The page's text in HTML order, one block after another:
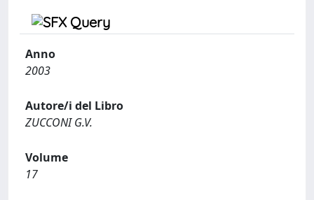
Anno
2003
Autore/i del Libro
ZUCCONI G.V.
Volume
17